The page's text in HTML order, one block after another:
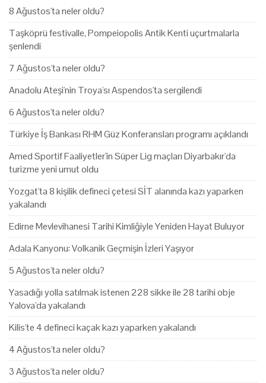
8 Ağustos'ta neler oldu?
Taşköprü festivalle, Pompeiopolis Antik Kenti uçurtmalarla
şenlendi
7 Ağustos'ta neler oldu?
Anadolu Ateşi'nin Troya'sı Aspendos'ta sergilendi
6 Ağustos'ta neler oldu?
Türkiye İş Bankası RHM Güz Konferansları programı açıklandı
Amed Sportif Faaliyetler'in Süper Lig maçları Diyarbakır'da
turizme yeni umut oldu
Yozgat'ta 8 kişilik defineci çetesi SİT alanında kazı yaparken
yakalandı
Edirne Mevlevihanesi Tarihi Kimliğiyle Yeniden Hayat Buluyor
Adala Kanyonu: Volkanik Geçmişin İzleri Yaşıyor
5 Ağustos'ta neler oldu?
Yasadığı yolla satılmak istenen 228 sikke ile 28 tarihi obje
Yalova'da yakalandı
Kilis'te 4 defineci kaçak kazı yaparken yakalandı
4 Ağustos'ta neler oldu?
3 Ağustos'ta neler oldu?